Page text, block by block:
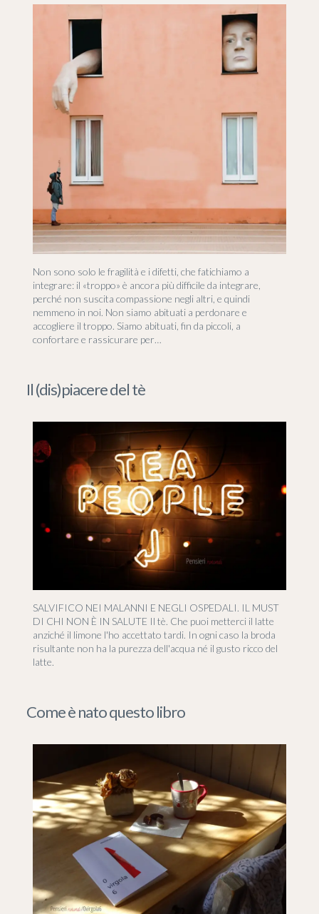
Non sono solo le fragilità e i difetti, che fatichiamo a
integrare: il «troppo» è ancora più difficile da integrare,
perché non suscita compassione negli altri, e quindi
nemmeno in noi. Non siamo abituati a perdonare e
accogliere il troppo. Siamo abituati, fin da piccoli, a
confortare e rassicurare per…
Il (dis)piacere del tè
SALVIFICO NEI MALANNI E NEGLI OSPEDALI. IL MUST
DI CHI NON È IN SALUTE Il tè. Che puoi metterci il latte
anziché il limone l'ho accettato tardi. In ogni caso la broda
risultante non ha la purezza dell'acqua né il gusto ricco del
latte.
Come è nato questo libro